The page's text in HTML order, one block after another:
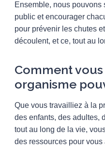
Ensemble, nous
public et encourager
pour prévenir les chutes
découlent, et ce, tout au
Comment
organisme
Que vous travailliez à la
des enfants, des adultes,
tout au long de la vie,
des ressources pour